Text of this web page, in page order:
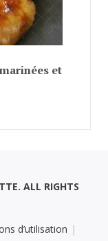
et
ALL RIGHTS
d’utilisation